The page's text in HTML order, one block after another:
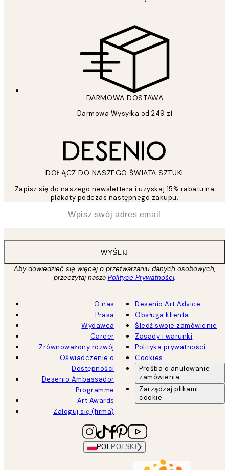
DARMOWA DOSTAWA
Darmowa Wysyłka od 249 zł
DOŁĄCZ DO NASZEGO ŚWIATA SZTUKI
Zapisz się do naszego newslettera i uzyskaj 15% rabatu na
plakaty podczas następnego zakupu.
WYŚLIJ
Aby dowiedzieć się więcej o przetwarzaniu danych osobowych,
przeczytaj naszą Polityce Prywatności.
O nas
Prasa
Wydawca
Career
Zrównoważony rozwój
Oświadczenie o
Dostępności
Desenio Ambassador
Programme
Art Awards
Zaloguj się (firma)
Desenio Art Advice
Obsługa klienta
Śledź swoje zamówienie
Zasady i warunki
Polityka prywatności
Cookies
Prośba o anulowanie
zamówienia
Zarządzaj plikami
cookie
POL POLSKI